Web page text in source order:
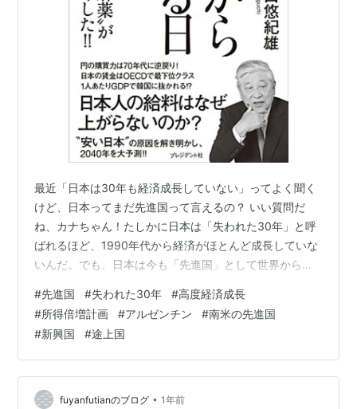
最近「日本は30年も経済成長していない」ってよく聞く
けど、日本ってまだ先進国って言えるの？ いい質問だ
ね、カナちゃん！たしかに日本は「失われた30年」と呼
ばれるほど、1990年代から経済がほとんど成長していな
いんだ。でも、日本は今も「先進国」として世界から認
存在感が小さくなっているのも事実なんだ。 🌏 そもそも
日本はどうやって先進国になったの？ そもそも日本っ
て、どうやって経済発展して先進国になったの？ そこも
すごく大事なポイントだね！日本の経済発展の歴史は世
界でも注目されているんだ。まず明治維新（1868年）で
西洋の制度や技術を積極的に取り入…
#先進国 #失われた30年 #高度経済成長
#所得倍増計画 #アルゼンチン #南米の先進国
#新興国 #途上国
fuyanfutianのブログ • 1年前